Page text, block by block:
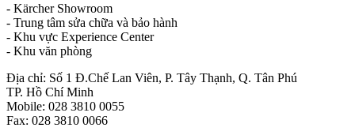
- Kärcher Showroom
- Trung tâm sửa chữa và bảo hành
- Khu vực Experience Center
- Khu văn phòng
Địa chỉ: Số 1 Đ.Chế Lan Viên, P. Tây Thạnh, Q. Tân Phú
TP. Hồ Chí Minh
Mobile: 028 3810 0055
Fax: 028 3810 0066